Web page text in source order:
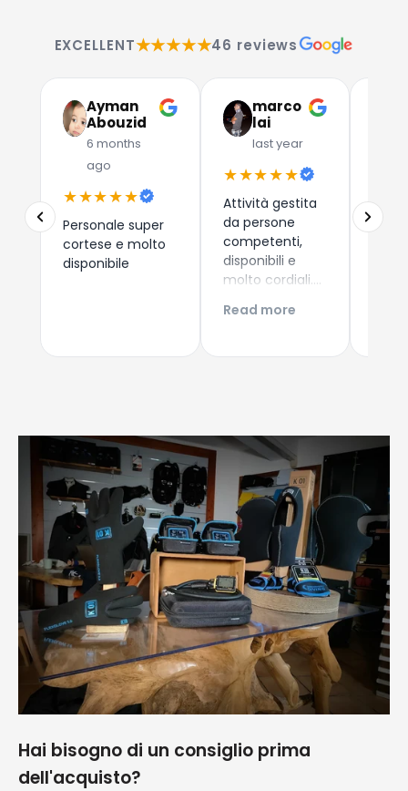
EXCELLENT★★★★★46 reviews
Ayman
Abouzid
6 months
ago
★★★★★
Personale super
cortese e molto
disponibile
marco
lai
last year
★★★★★
Attività gestita
da persone
competenti,
disponibili e
molto cordiali.
competitivi,
qualità e
perfetti!!!
Consigliatissimo
Read more
Due
che
Hai bisogno di un consiglio prima
dell'acquisto?